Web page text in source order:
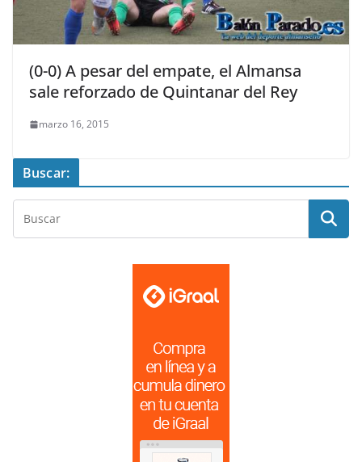
(0-0) A pesar del empate, el Almansa
sale reforzado de Quintanar del Rey
marzo 16, 2015
Buscar: